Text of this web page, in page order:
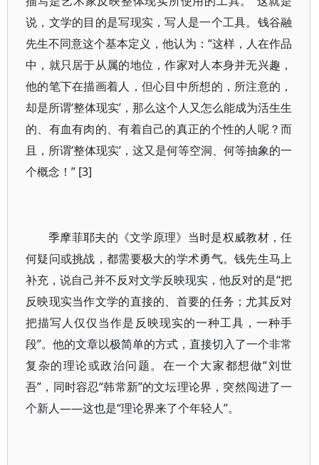
说，文学的目的是写现实，写人是一个工具。钱谷融
先生不同意这个基本定义，他认为：“这样，人在作品
中，就只居于从属的地位，作家对人本身并无兴趣，
他的笔下在描画着人，但心目中所想的，所注意的，
却是所谓‘整体现实’，那么这个人又怎么能成为活生生
的、有血有肉的、有着自己的真正的个性的人呢？而
且，所谓‘整体现实’，这又是何等空洞、何等抽象的一
个概念！” [3]
季摩菲耶夫的《文学原理》当时是权威教材，任
何疑问或挑战，都需要极大的学术勇气。钱先生马上
补充，说自己并不反对文学反映现实，他反对的是“把
反映现实当作文学的直接的、首要的任务；尤其反对
把描写人仅仅当作是反映现实的一种工具，一种手
段”。他的文章以极简单的方式，直接切入了一个非常
复杂的理论或政治问题。在一个大家都想做“刘世
吾”，同时容忍“韩常新”的文坛理论界，突然闯进了一
个新人——这也是“理论界来了个年轻人”。